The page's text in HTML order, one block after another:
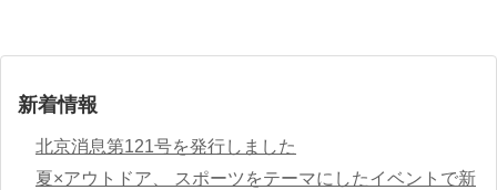
新着情報
北京消息第121号を発行しました
夏×アウトドア、 スポーツをテーマにしたイベントで新